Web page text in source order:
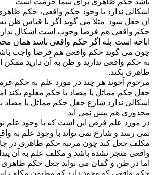
اشکالی ندارد با وجود حکم واقعی، حکم
آن جعل شود. مثلا می گوید اگر با قیاس ظن
حکم واقعی هم فرضا وجوب است اشکال
اباحه است. بله اگر حکم واقعی باشد همان
چون می گوید حکم واقعی هم فرضا واجب
به حکم واقعی ندارید و ظن به آن دارید
ظاهری بکند.
مرحوم آخوند هر چند در مورد علم به حکم
جعل حکم مماثل یا مضاد با حکم معلوم بکند
اشکالی ندارد شارع جعل حکم مماثل یا مضاد
محذوری هم پیش نمی آید.
در مورد علم فرض این است که با وجود علم
نمی رسد و شارع نمی تواند با وجود علم به
مکلف جعل کند چون مرتبه حکم ظاهری در
واقعی منجز نشده باشد و مکلف علم به آن
اما در ظن و گمان می تواند جعل حکم